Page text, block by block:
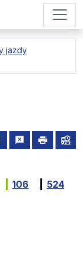
jazdy
na mapie
odjazdy z tego
wszystkie linie
zgłośdrukuj
106
524